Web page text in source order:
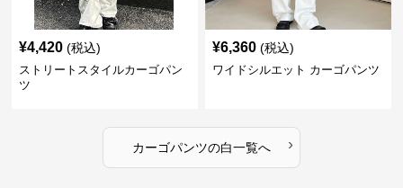
¥4,420 (税込)
ストリートスタイルカーゴパン
ツ
¥6,360 (税込)
ワイドシルエット カーゴパンツ
カーゴパンツの白一覧へ ›